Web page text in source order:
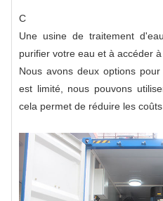
C
Une usine de traitement
purifier votre eau et à accéder
Nous avons deux options
est limité, nous pouvons
cela permet de réduire les